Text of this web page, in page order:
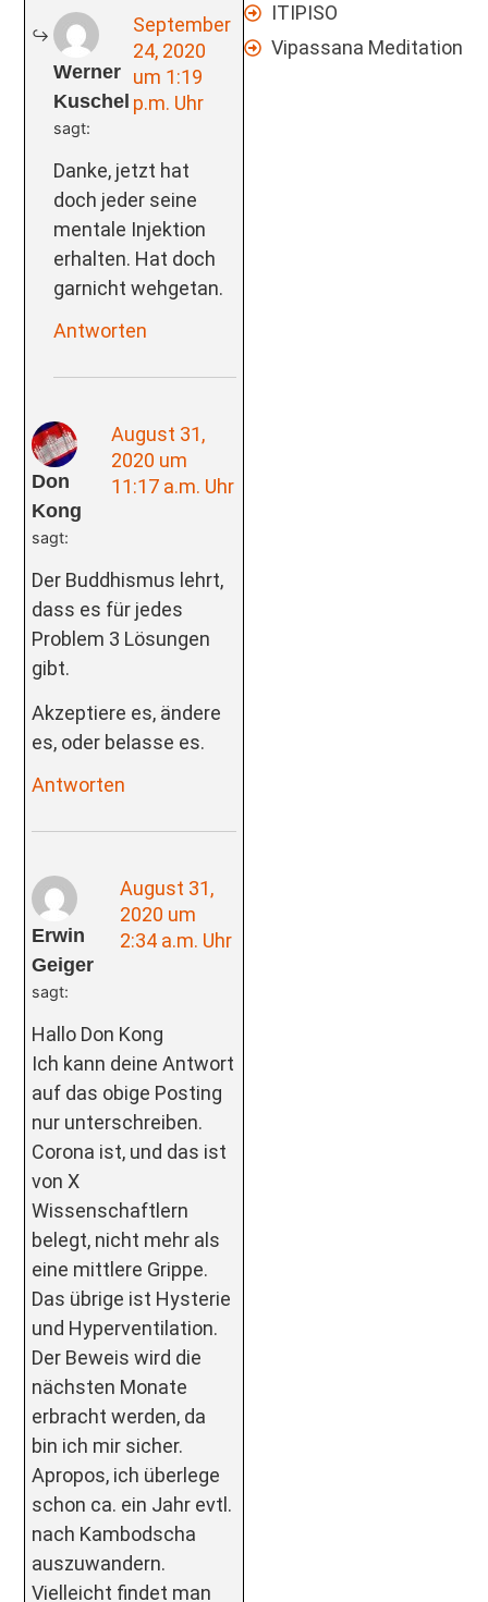
Werner
Kuschel
sagt:
September
24, 2020
um 1:19
p.m. Uhr
Danke, jetzt hat
doch jeder seine
mentale Injektion
erhalten. Hat doch
garnicht wehgetan.
Antworten
Don
Kong
sagt:
August 31,
2020 um
11:17 a.m. Uhr
Der Buddhismus lehrt,
dass es für jedes
Problem 3 Lösungen
gibt.
Akzeptiere es, ändere
es, oder belasse es.
Antworten
Erwin
Geiger
sagt:
August 31,
2020 um
2:34 a.m. Uhr
Hallo Don Kong
Ich kann deine Antwort
auf das obige Posting
nur unterschreiben.
Corona ist, und das ist
von X
Wissenschaftlern
belegt, nicht mehr als
eine mittlere Grippe.
Das übrige ist Hysterie
und Hyperventilation.
Der Beweis wird die
nächsten Monate
erbracht werden, da
bin ich mir sicher.
Apropos, ich überlege
schon ca. ein Jahr evtl.
nach Kambodscha
auszuwandern.
Vielleicht findet man
ITIPISO
Vipassana Meditation